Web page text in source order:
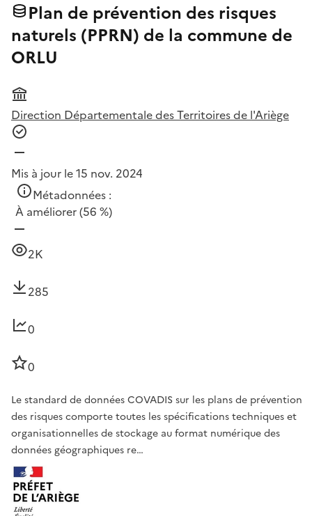
Plan de prévention des risques
naturels (PPRN) de la commune de
ORLU
Direction Départementale des Territoires de l'Ariège
Mis à jour le 15 nov. 2024
Métadonnées :
À améliorer(56 %)
2K
285
0
0
Le standard de données COVADIS sur les plans de prévention
des risques comporte toutes les spécifications techniques et
organisationnelles de stockage au format numérique des
données géographiques re…